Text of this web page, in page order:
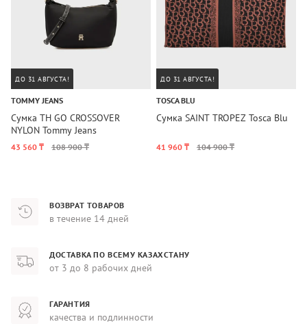
ДО 31 АВГУСТА!
TOMMY JEANS
Сумка TH GO CROSSOVER
NYLON Tommy Jeans
43 560 ₸ 108 900 ₸
ДО 31 АВГУСТА!
TOSCA BLU
Сумка SAINT TROPEZ Tosca Blu
41 960 ₸ 104 900 ₸
ВОЗВРАТ ТОВАРОВ
в течение 14 дней
ДОСТАВКА ПО ВСЕМУ КАЗАХСТАНУ
от 3 до 8 рабочих дней
ГАРАНТИЯ
качества и подлинности